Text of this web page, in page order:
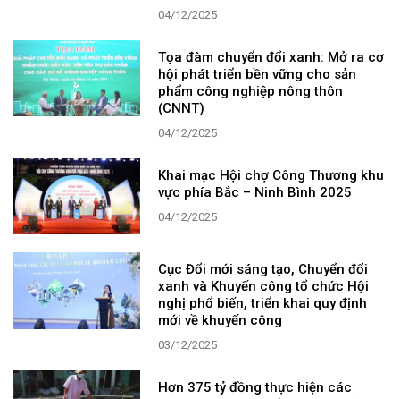
04/12/2025
Tọa đàm chuyển đổi xanh: Mở ra cơ
hội phát triển bền vững cho sản
phẩm công nghiệp nông thôn
(CNNT)
04/12/2025
Khai mạc Hội chợ Công Thương khu
vực phía Bắc – Ninh Bình 2025
04/12/2025
Cục Đổi mới sáng tạo, Chuyển đổi
xanh và Khuyến công tổ chức Hội
nghị phổ biến, triển khai quy định
mới về khuyến công
03/12/2025
Hơn 375 tỷ đồng thực hiện các